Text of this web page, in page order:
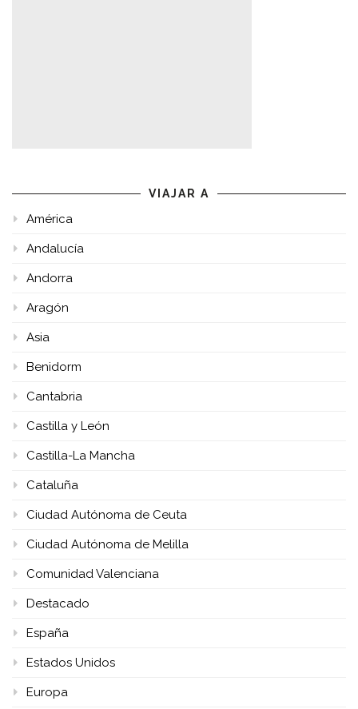
VIAJAR A
América
Andalucía
Andorra
Aragón
Asia
Benidorm
Cantabria
Castilla y León
Castilla-La Mancha
Cataluña
Ciudad Autónoma de Ceuta
Ciudad Autónoma de Melilla
Comunidad Valenciana
Destacado
España
Estados Unidos
Europa